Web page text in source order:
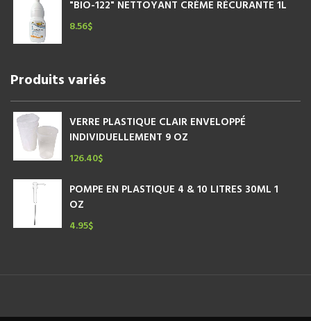
"BIO-122" NETTOYANT CRÈME RÉCURANTE 1L
8.56$
Produits variés
VERRE PLASTIQUE CLAIR ENVELOPPÉ
INDIVIDUELLEMENT 9 OZ
126.40$
POMPE EN PLASTIQUE 4 & 10 LITRES 30ML 1
OZ
4.95$